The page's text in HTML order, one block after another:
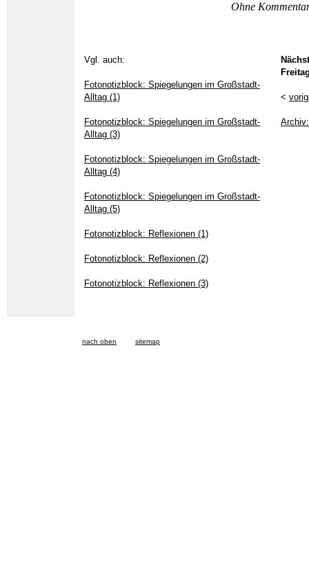
Ohne
Vgl. auch:
Fotonotizblock: Spiegelungen im Großstadt-
Alltag (1)
Fotonotizblock: Spiegelungen im Großstadt-
Alltag (3)
Fotonotizblock: Spiegelungen im Großstadt-
Alltag (4)
Fotonotizblock: Spiegelungen im Großstadt-
Alltag (5)
Fotonotizblock: Reflexionen (1)
Fotonotizblock: Reflexionen (2)
Fotonotizblock: Reflexionen (3)
<
nach oben sitemap